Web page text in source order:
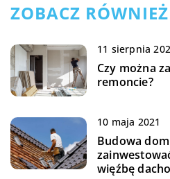
ZOBACZ RÓWNIEŻ
11 sierpnia
Czy można
remoncie?
10 maja 2021
Budowa
więźbę